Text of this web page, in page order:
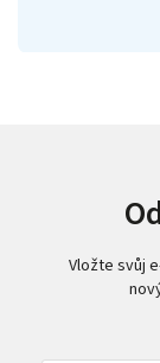
Vložte svůj